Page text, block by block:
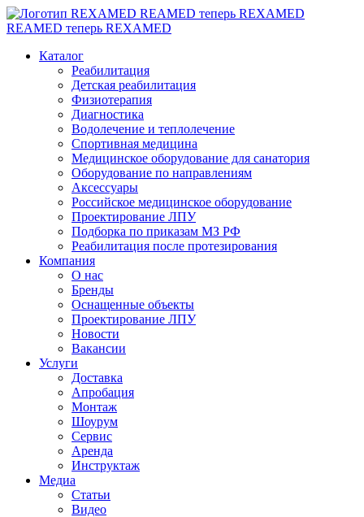
REAMED теперь REXAMED
REAMED теперь REXAMED
Каталог
Реабилитация
Детская реабилитация
Физиотерапия
Диагностика
Водолечение и теплолечение
Спортивная медицина
Медицинское оборудование для санатория
Оборудование по направлениям
Аксессуары
Российское медицинское оборудование
Проектирование ЛПУ
Подборка по приказам МЗ РФ
Реабилитация после протезирования
Компания
О нас
Бренды
Оснащенные объекты
Проектирование ЛПУ
Новости
Вакансии
Услуги
Доставка
Апробация
Монтаж
Шоурум
Сервис
Аренда
Инструктаж
Медиа
Статьи
Видео